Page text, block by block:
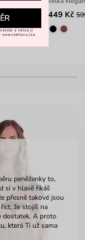
449 Kč
peněženky to,
si v hlavě říkáš
přesně takové jsou
že stojíš na
dostatek. A proto
která Ti už sama
a nelze ji
newsletteru lze